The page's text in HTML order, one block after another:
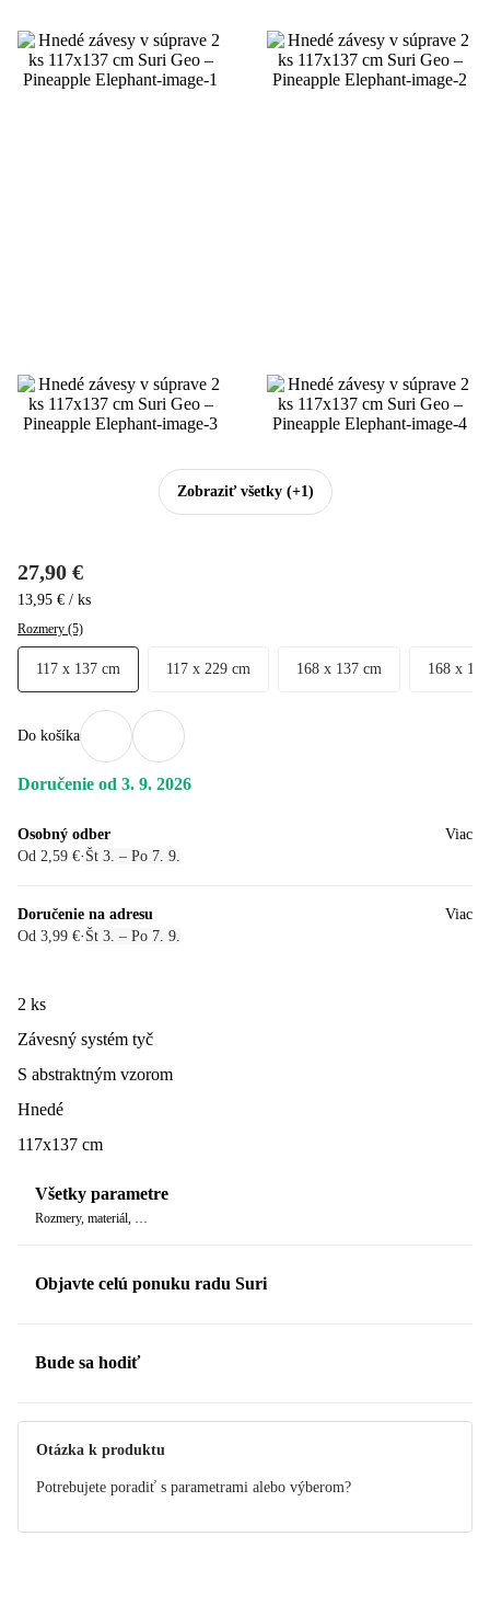
Zobraziť všetky(+1)
27,90 €
13,95 € / ks
Rozmery (5)
117 x 137 cm 117 x 229 cm 168 x 137 cm 168 x
Do košíka
Doručenie od 3. 9. 2026
Osobný odber
Od 2,59 €· Št 3. – Po 7. 9.
Viac
Doručenie na adresu
Od 3,99 €· Št 3. – Po 7. 9.
Viac
2 ks
Závesný systém tyč
S abstraktným vzorom
Hnedé
117x137 cm
Všetky parametre
Rozmery, materiál, …
Objavte celú ponuku radu Suri
Bude sa hodiť
Otázka k produktu
Potrebujete poradiť s parametrami alebo výberom?